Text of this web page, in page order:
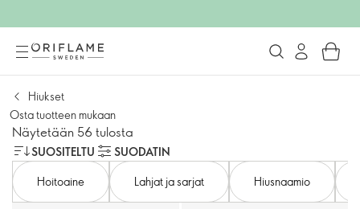
Hiukset
Osta tuotteen mukaan
Näytetään 56 tulosta
SUOSITELTU
SUODATIN
Hoitoaine
Lahjat ja sarjat Hiusnaamio